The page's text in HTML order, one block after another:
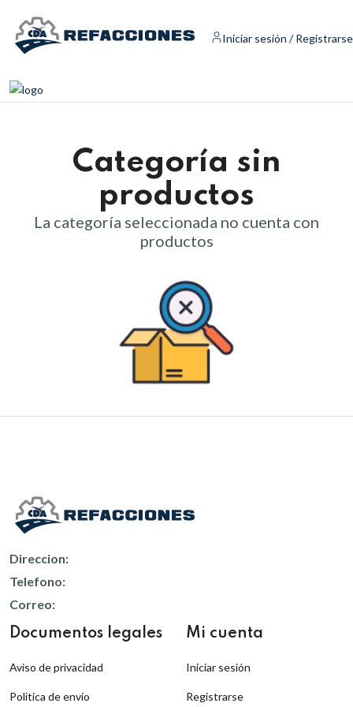
Iniciar sesión / Registrarse
Categoría sin
productos
La categoría seleccionada no cuenta con
productos
Direccion:
Telefono:
Correo:
Documentos legales
Aviso de privacidad
Politica de envío
Mi cuenta
Iniciar sesión
Registrarse